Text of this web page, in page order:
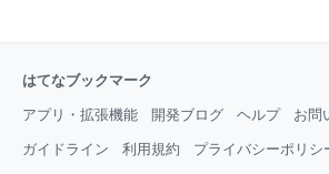
はてなブックマーク
アプリ・拡張機能 開発ブログ ヘルプ お問
ガイドライン 利用規約 プライバシーポリシ